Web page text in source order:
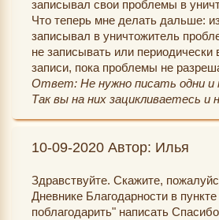
записывал свои проблемы в
Что теперь мне делать дальше:
записывал в уничтожитель
не записывать или периодически
записи, пока проблемы не
Ответ: Не нужно писать одни и
Так вы на них зацикливаетесь и
10-09-2020 Автор: Илья
Здравствуйте. Скажите,
Дневнике Благодарности в
поблагодарить" написать